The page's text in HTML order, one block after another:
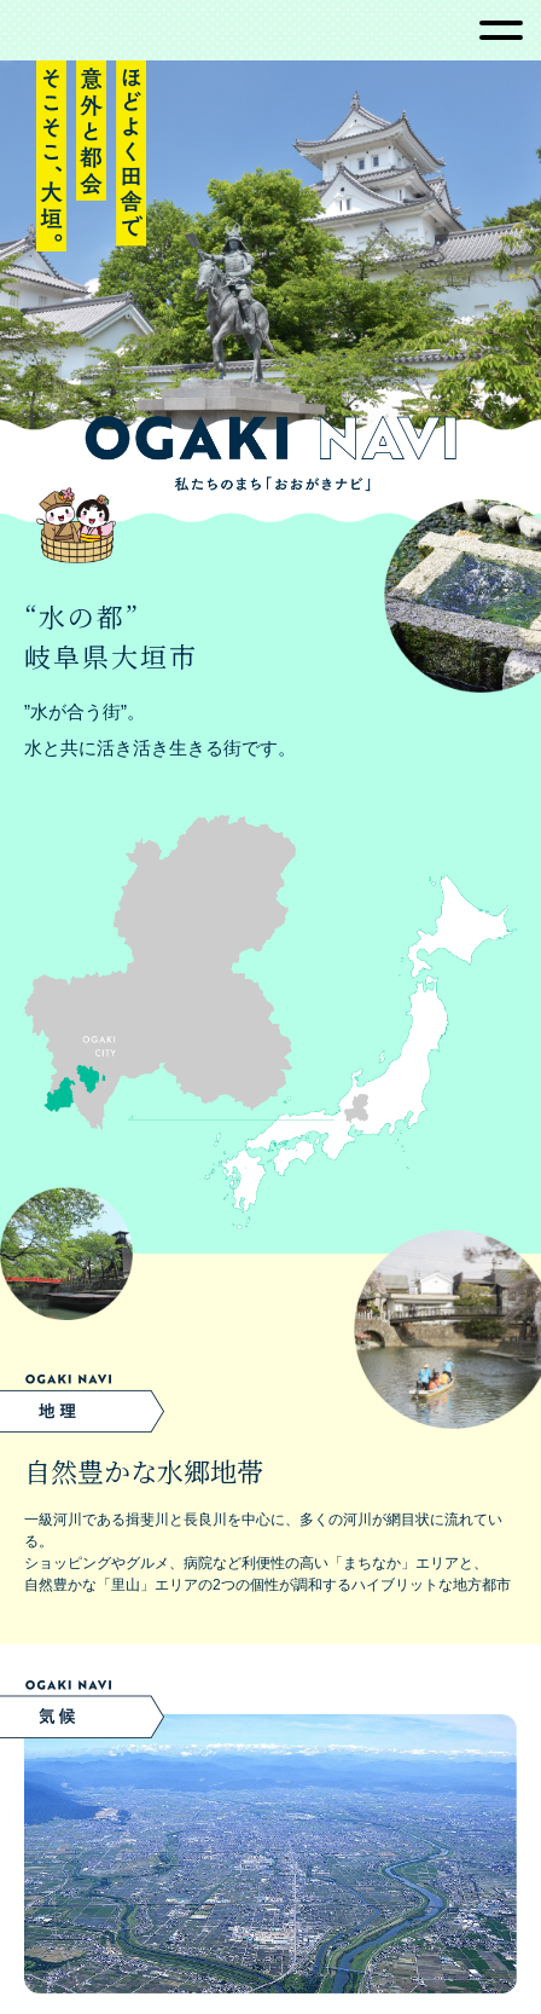
“水の都”
岐阜県大垣市
”水が合う街”。
水と共に活き活き生きる街です。
自然豊かな水郷地帯
一級河川である揖斐川と長良川を中心に、多くの河川が網目状に流れてい
る。
ショッピングやグルメ、病院など利便性の高い「まちなか」エリアと、
自然豊かな「里山」エリアの2つの個性が調和するハイブリットな地方都市